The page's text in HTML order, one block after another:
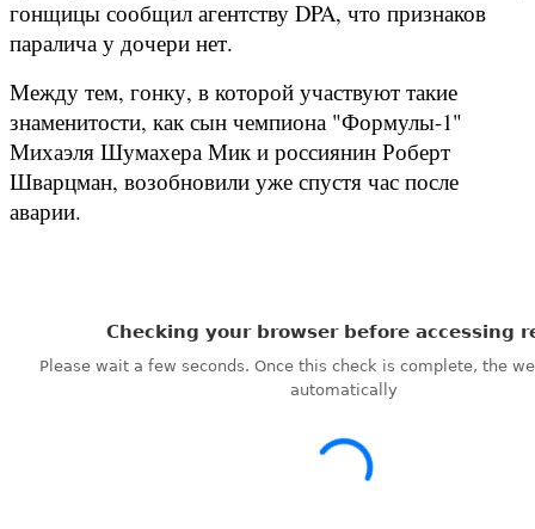
гонщицы сообщил агентству DPA, что признаков
паралича у дочери нет.
Между тем, гонку, в которой участвуют такие
знаменитости, как сын чемпиона "Формулы-1"
Михаэля Шумахера Мик и россиянин Роберт
Шварцман, возобновили уже спустя час после
аварии.